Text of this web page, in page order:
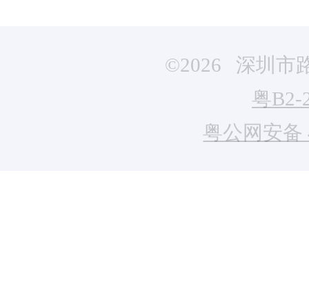
©2026 深圳市
粤B2-
粤公网安备